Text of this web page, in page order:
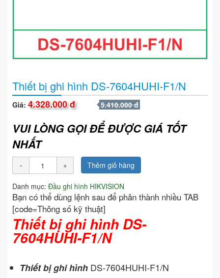
Thiết bị ghi hình DS-7604HUHI-F1/N
Giá: 4.328.000 đ 5.410.000 đ
VUI LÒNG GỌI ĐỂ ĐƯỢC GIÁ TỐT
NHẤT
Thêm giỏ hàng
Danh mục: Đầu ghi hình HIKVISION
Bạn có thể dùng lệnh sau để phân thành nhiều TAB
[code=Thông số kỹ thuật]
Thiết bị ghi hình DS-
7604HUHI-F1/N
Thiết bị ghi hình DS-7604HUHI-F1/N